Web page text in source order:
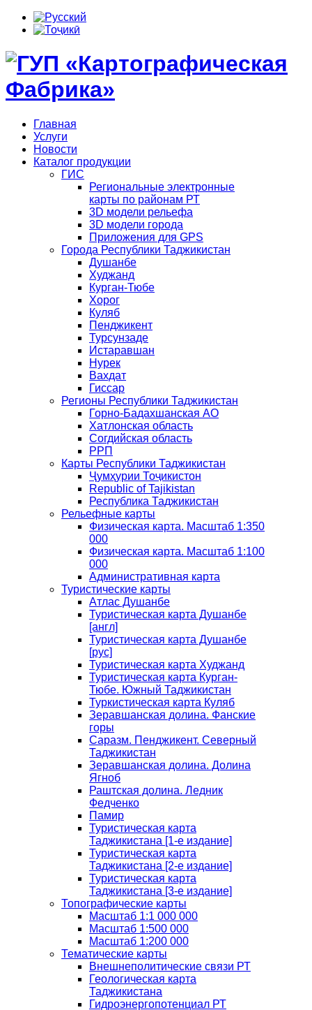
Главная
Услуги
Новости
Каталог продукции
ГИС
Региональные электронные
карты по районам РТ
3D модели рельефа
3D модели города
Приложения для GPS
Города Республики Таджикистан
Душанбе
Худжанд
Курган-Тюбе
Хорог
Куляб
Пенджикент
Турсунзаде
Истаравшан
Нурек
Вахдат
Гиссар
Регионы Республики Таджикистан
Горно-Бадахшанская АО
Хатлонская область
Согдийская область
РРП
Карты Республики Таджикистан
Ҷумҳурии Тоҷикистон
Republic of Tajikistan
Республика Таджикистан
Рельефные карты
Физическая карта. Масштаб 1:350
000
Физическая карта. Масштаб 1:100
000
Административная карта
Туристические карты
Атлас Душанбе
Туристическая карта Душанбе
[англ]
Туристическая карта Душанбе
[рус]
Туристическая карта Худжанд
Туристическая карта Курган-
Тюбе. Южный Таджикистан
Туркистическая карта Куляб
Зеравшанская долина. Фанские
горы
Саразм. Пенджикент. Северный
Таджикистан
Зеравшанская долина. Долина
Ягноб
Раштская долина. Ледник
Федченко
Памир
Туристическая карта
Таджикистана [1-е издание]
Туристическая карта
Таджикистана [2-е издание]
Туристическая карта
Таджикистана [3-е издание]
Топографические карты
Масштаб 1:1 000 000
Масштаб 1:500 000
Масштаб 1:200 000
Тематические карты
Внешнеполитические связи РТ
Геологическая карта
Таджикистана
Гидроэнергопотенциал РТ